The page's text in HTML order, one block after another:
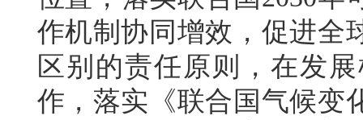
作机制协同增效，促进全
区别的责任原则，在发
作，落实《联合国气候变